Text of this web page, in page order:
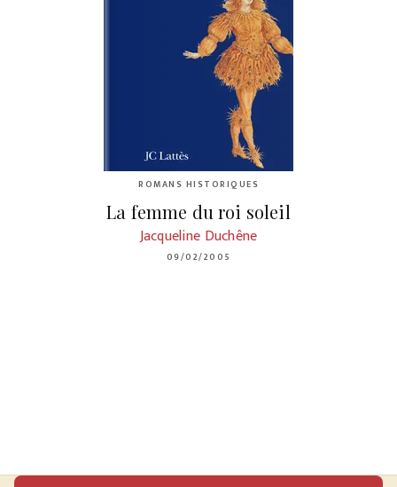
ROMANS HISTORIQUES
La femme du roi soleil
Jacqueline Duchêne
09/02/2005